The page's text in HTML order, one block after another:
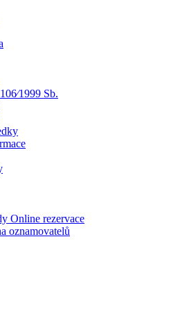
Sb.
Online rezervace
oznamovatelů